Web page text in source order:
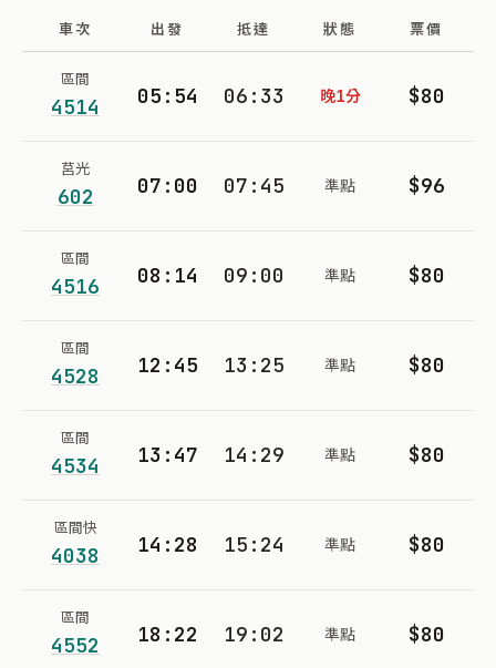
車次 出發 抵達 狀態 票價
區間
4514 05:54 06:33 晚1分 $80
莒光
602 07:00 07:45 準點 $96
區間
4516 08:14 09:00 準點 $80
區間
4528 12:45 13:25 準點 $80
區間
4534 13:47 14:29 準點 $80
區間快
4038 14:28 15:24 準點 $80
區間
4552 18:22 19:02 準點 $80